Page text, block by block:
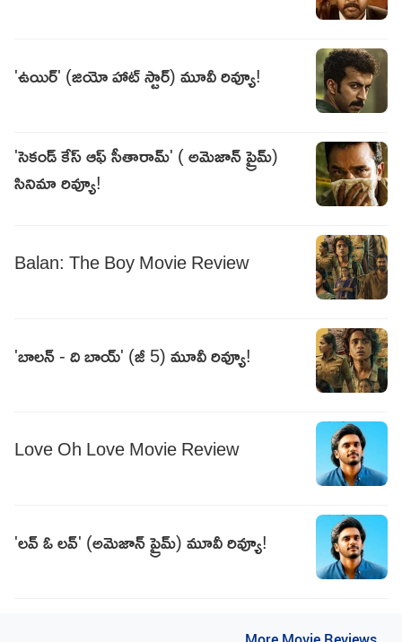
'ఉయిర్' (జియో హాట్ స్టార్) మూవీ రివ్యూ!
'సెకండ్ కేస్ ఆఫ్ సీతారామ్' ( అమెజాన్ ప్రైమ్)
సినిమా రివ్యూ!
Balan: The Boy Movie Review
'బాలన్ - ది బాయ్' (జీ 5) మూవీ రివ్యూ!
Love Oh Love Movie Review
'లవ్ ఓ లవ్' (అమెజాన్ ప్రైమ్) మూవీ రివ్యూ!